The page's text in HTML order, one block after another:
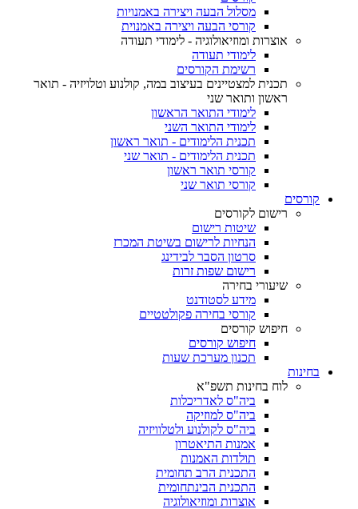
מסלול הבעה ויצירה באמנויות
קורסי הבעה ויצירה באמנוית
אוצרות ומוזיאולוגיה - לימודי תעודה
לימודי תעודה
רשימת הקורסים
תכנית למצטיינים בעיצוב במה, קולנוע וטלויזיה - תואר
ראשון ותואר שני
לימודי התואר הראשון
לימודי התואר השני
תכנית הלימודים - תואר ראשון
תכנית הלימודים - תואר שני
קורסי תואר ראשון
קורסי תואר שני
קורסים
רישום לקורסים
שיטות רישום
הנחיות לרישום בשיטת המכרז
סרטון הסבר לבידינג
רישום שפות זרות
שיעורי בחירה
מידע לסטודנט
קורסי בחירה פקולטטיים
חיפוש קורסים
חיפוש קורסים
תכנון מערכת שעות
בחינות
לוח בחינות תשפ"א
ביה"ס לאדריכלות
ביה"ס למוזיקה
ביה"ס לקולנוע ולטלוויזיה
אמנות התיאטרון
תולדות האמנות
התכנית הרב תחומית
התכנית הבינתחומית
אוצרות ומוזיאולוגיה